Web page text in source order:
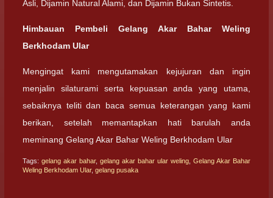
Asli, Dijamin Natural Alami, dan Dijamin Bukan Sintetis.
Himbauan Pembeli Gelang Akar Bahar Weling
Berkhodam Ular
Mengingat kami mengutamakan kejujuran dan ingin
menjalin silaturami serta kepuasan anda yang utama,
sebaiknya teliti dan baca semua keterangan yang kami
berikan, setelah memantapkan hati barulah anda
meminang Gelang Akar Bahar Weling Berkhodam Ular
Tags: gelang akar bahar, gelang akar bahar ular weling Gelang Akar Bahar
Weling Berkhodam Ular, gelang pusaka